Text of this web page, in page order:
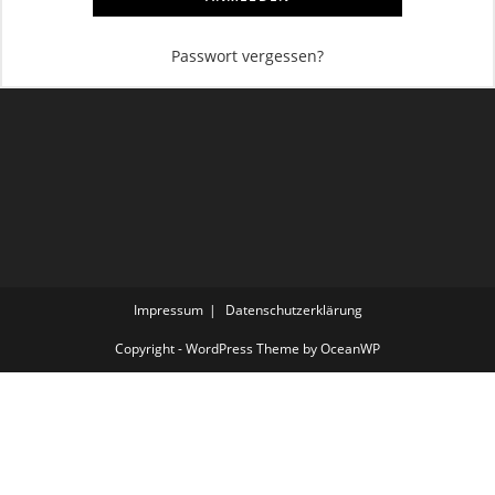
Passwort vergessen?
Impressum Datenschutzerklärung
Copyright - WordPress Theme by OceanWP